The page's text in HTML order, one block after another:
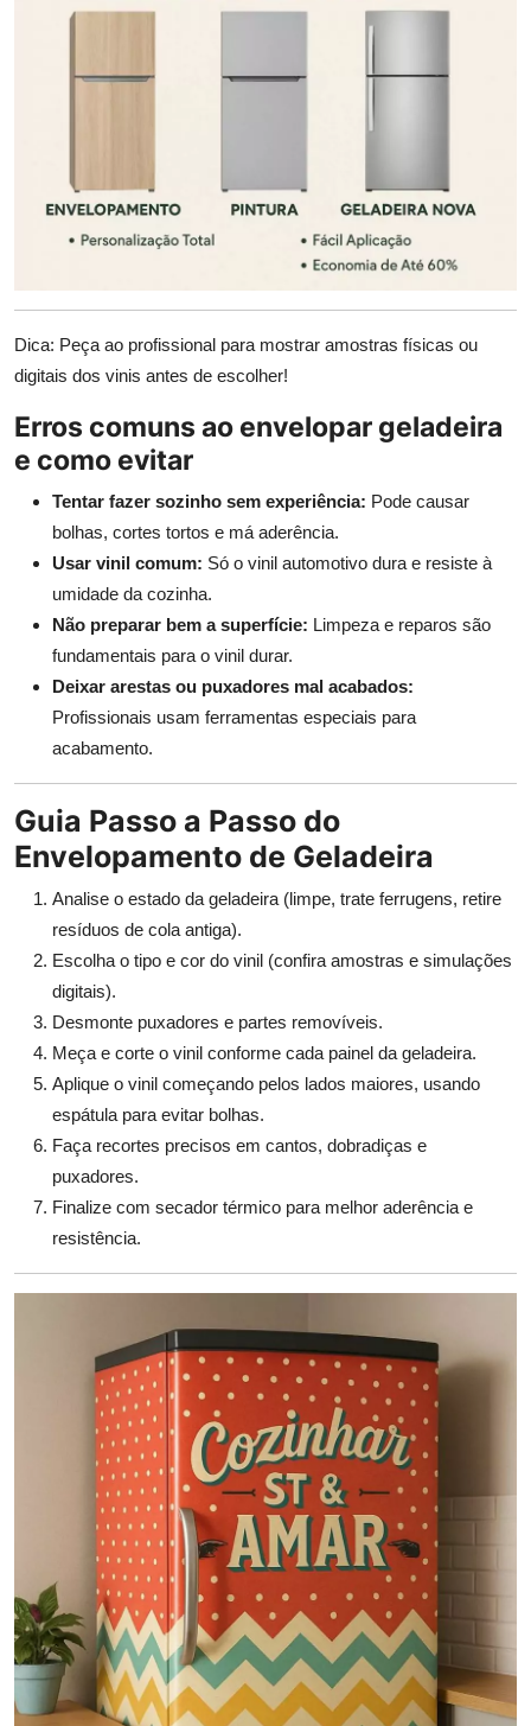
Dica: Peça ao profissional para mostrar amostras físicas ou
digitais dos vinis antes de escolher!
Erros comuns ao envelopar geladeira
e como evitar
Tentar fazer sozinho sem experiência: Pode causar
bolhas, cortes tortos e má aderência.
Usar vinil comum: Só o vinil automotivo dura e resiste à
umidade da cozinha.
Não preparar bem a superfície: Limpeza e reparos são
fundamentais para o vinil durar.
Deixar arestas ou puxadores mal acabados:
Profissionais usam ferramentas especiais para
acabamento.
Guia Passo a Passo do
Envelopamento de Geladeira
Analise o estado da geladeira (limpe, trate ferrugens, retire
resíduos de cola antiga).
Escolha o tipo e cor do vinil (confira amostras e simulações
digitais).
Desmonte puxadores e partes removíveis.
Meça e corte o vinil conforme cada painel da geladeira.
Aplique o vinil começando pelos lados maiores, usando
espátula para evitar bolhas.
Faça recortes precisos em cantos, dobradiças e
puxadores.
Finalize com secador térmico para melhor aderência e
resistência.